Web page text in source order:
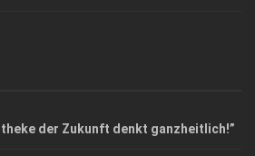
der Zukunft denkt ganzheitlich!”